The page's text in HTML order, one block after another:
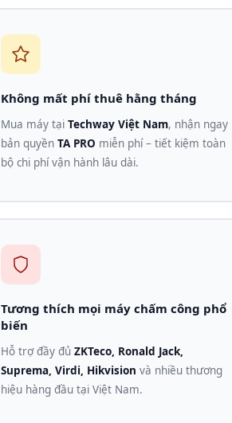
Không mất phí thuê hằng tháng
Mua máy tại Techway Việt Nam, nhận ngay
bản quyền TA PRO miễn phí – tiết kiệm toàn
bộ chi phí vận hành lâu dài.
Tương thích mọi máy chấm công phổ
biến
Hỗ trợ đầy đủ ZKTeco, Ronald Jack,
Suprema, Virdi, Hikvision và nhiều thương
hiệu hàng đầu tại Việt Nam.